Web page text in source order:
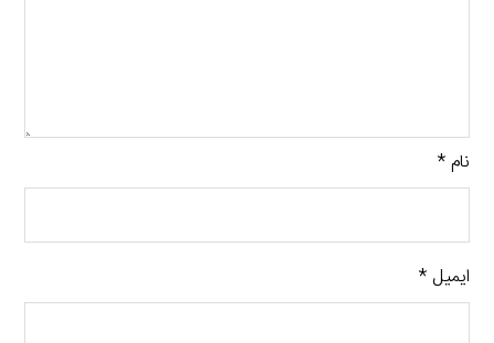
نام*
ایمیل*